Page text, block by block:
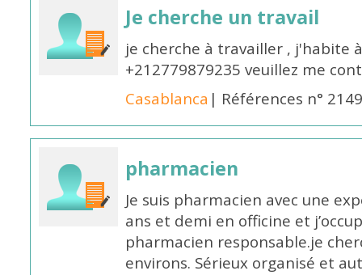
Je cherche un travail
je cherche à travailler , j'habite
+212779879235 veuillez me
Casablanca | Références n°
pharmacien
Je suis pharmacien avec une
ans et demi en officine et
pharmacien responsable.je
environs. Sérieux organisé et